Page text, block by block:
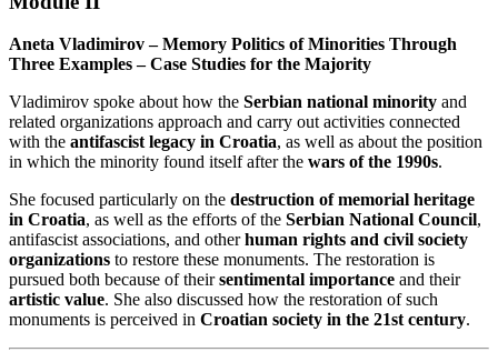
Aneta Vladimirov – Memory Politics of Minorities Through
Three Examples – Case Studies for the Majority
Vladimirov spoke about how the Serbian national minority and
related organizations approach and carry out activities connected
with the antifascist legacy in Croatia, as well as about the position
in which the minority found itself after the wars of the 1990s.
She focused particularly on the destruction of memorial heritage
in Croatia, as well as the efforts of the Serbian National Council,
antifascist associations, and otherhuman rights and civil society
organizations to restore these monuments. The restoration is
pursued both because of theirsentimental importance and their
artistic value. She also discussed how the restoration of such
monuments is perceived in Croatian society in the 21st century.